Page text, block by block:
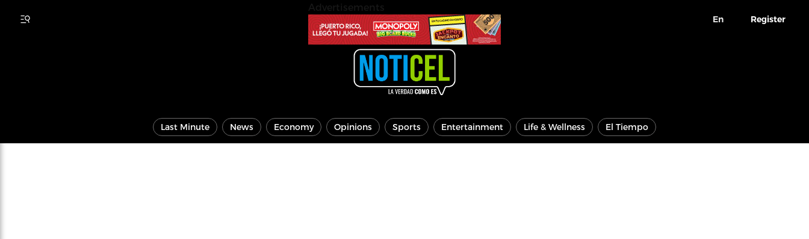
En Register
Last Minute News Economy Opinions Sports Entertainment Life & Wellness El Tiempo